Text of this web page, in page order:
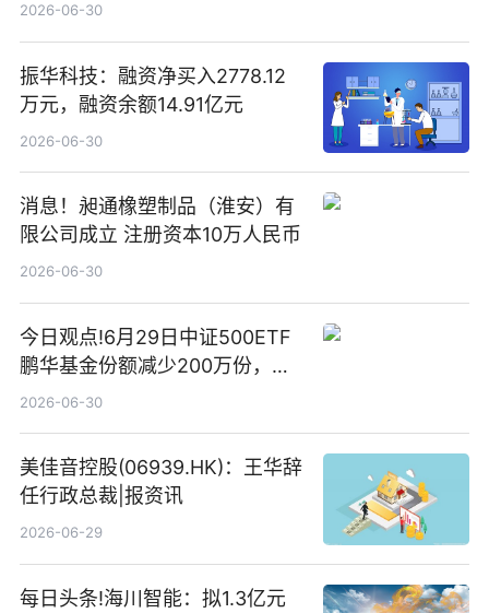
2026-06-30
振华科技：融资净买入2778.12
万元，融资余额14.91亿元
2026-06-30
消息！昶通橡塑制品（淮安）有
限公司成立 注册资本10万人民币
2026-06-30
今日观点!6月29日中证500ETF
鹏华基金份额减少200万份，重
仓股亨通光电、赤峰黄金、佰维
2026-06-30
美佳音控股(06939.HK)：王华辞
任行政总裁|报资讯
2026-06-29
每日头条!海川智能：拟1.3亿元